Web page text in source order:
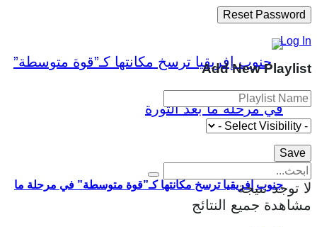
جنوب إفريقيا ترسخ مكانتها كـ”قوة متوسطة” في مرحلة ما
Log In
Add New Playlist
لا توجد نتيجة
مشاهدة جميع النتائج